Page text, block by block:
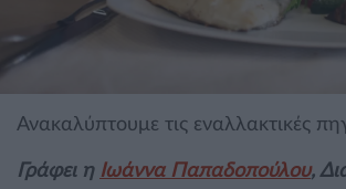
Ανακαλύπτουμε τις εναλλακτικές
Γράφει η Ιωάννα Παπαδοπούλου,